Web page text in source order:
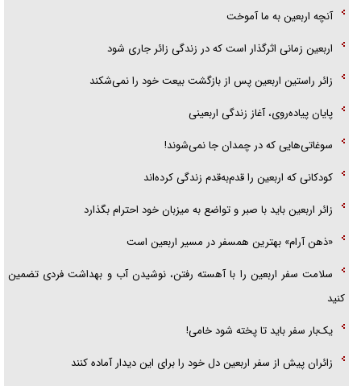
آنچه اربعین به ما آموخت
اربعین زمانی اثرگذار است که در زندگی زائر جاری شود
زائر راستین اربعین پس از بازگشت بیعت خود را نمی‌شکند
پایان پیاده‌روی، آغاز زندگی اربعینی
سوغاتی‌هایی که در چمدان جا نمی‌شوند!
کودکانی که اربعین را قدم‌به‌قدم زندگی کرده‌اند
زائر اربعین باید با صبر و تواضع به میزبان خود احترام بگذارد
«ذهن آرام» بهترین همسفر در مسیر اربعین است
سلامت سفر اربعین را با آهسته رفتن، نوشیدن آب و بهداشت فردی تضمین
کنید
یک‌بار سفر باید تا پخته شود خامی!
زائران پیش از سفر اربعین دل خود را برای این دیدار آماده کنند